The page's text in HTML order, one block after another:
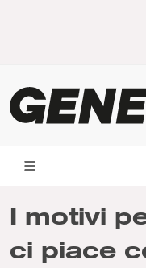
I motivi
ci piace